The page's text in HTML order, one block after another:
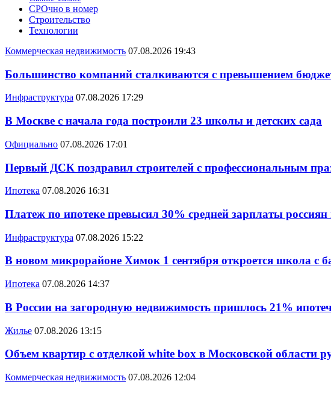
СРОчно в номер
Строительство
Технологии
Коммерческая недвижимость 07.08.2026 19:43
Большинство компаний сталкиваются с превышением
Инфраструктура 07.08.2026 17:29
В Москве с начала года построили 23 школы и детских сада
Официально 07.08.2026 17:01
Первый ДСК поздравил строителей с профессиональным
Ипотека 07.08.2026 16:31
Платеж по ипотеке превысил 30% средней зарплаты россиян
Инфраструктура 07.08.2026 15:22
В новом микрорайоне Химок 1 сентября откроется школа с
Ипотека 07.08.2026 14:37
В России на загородную недвижимость пришлось 21%
Жилье 07.08.2026 13:15
Объем квартир с отделкой white box в Московской области
Коммерческая недвижимость 07.08.2026 12:04